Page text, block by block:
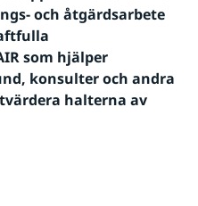
och åtgärdsarbete
som hjälper
konsulter och andra
halterna av